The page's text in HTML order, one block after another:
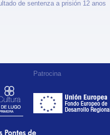
de sentenza a prisión 12 anos
Patrocina